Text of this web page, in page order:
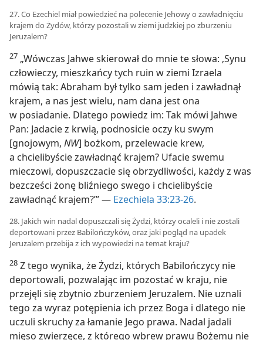
27. Co Ezechiel miał powiedzieć na polecenie Jehowy o zawładnięciu
krajem do Żydów, którzy pozostali w ziemi judzkiej po zburzeniu
Jeruzalem?
27 „Wówczas Jahwe skierował do mnie te słowa: ‚Synu
człowieczy, mieszkańcy tych ruin w ziemi Izraela
mówią tak: Abraham był tylko sam jeden i zawładnął
krajem, a nas jest wielu, nam dana jest ona
w posiadanie. Dlatego powiedz im: Tak mówi Jahwe
Pan: Jadacie z krwią, podnosicie oczy ku swym
[gnojowym, NW] bożkom, przelewacie krew,
a chcielibyście zawładnąć krajem? Ufacie swemu
mieczowi, dopuszczacie się obrzydliwości, każdy z was
bezcześci żonę bliźniego swego i chcielibyście
zawładnąć krajem?’” — Ezechiela 33:23-26.
28. Jakich win nadal dopuszczali się Żydzi, którzy ocaleli i nie zostali
deportowani przez Babilończyków, oraz jaki pogląd na upadek
Jeruzalem przebija z ich wypowiedzi na temat kraju?
28 Z tego wynika, że Żydzi, których Babilończycy nie
deportowali, pozwalając im pozostać w kraju, nie
przejęli się zbytnio zburzeniem Jeruzalem. Nie uznali
tego za wyraz potępienia ich przez Boga i dlatego nie
uczuli skruchy za łamanie Jego prawa. Nadal jadali
mięso zwierzęce, z którego wbrew prawu Bożemu nie